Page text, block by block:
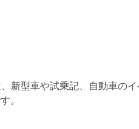
新型車や試乗記、自動車の
。